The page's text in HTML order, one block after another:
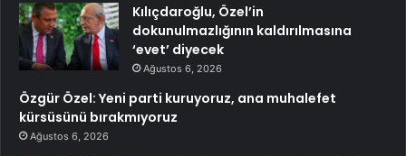
Kılıçdaroğlu, Özel’in
dokunulmazlığının kaldırılmasına
‘evet’ diyecek
Ağustos 6, 2026
Özgür Özel: Yeni parti kuruyoruz, ana muhalefet
kürsüsünü bırakmıyoruz
Ağustos 6, 2026